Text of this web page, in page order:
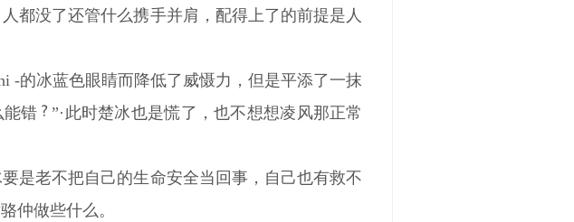
都没了还管什么携手并肩，配得上了的前提是人
-的冰蓝色眼睛而降低了威慑力，但是平添了一抹
能错
”·此时楚冰也是慌了，也不想想凌风那正常
是老不把自己的生命安全当回事，自己也有救不
仲做些什么。